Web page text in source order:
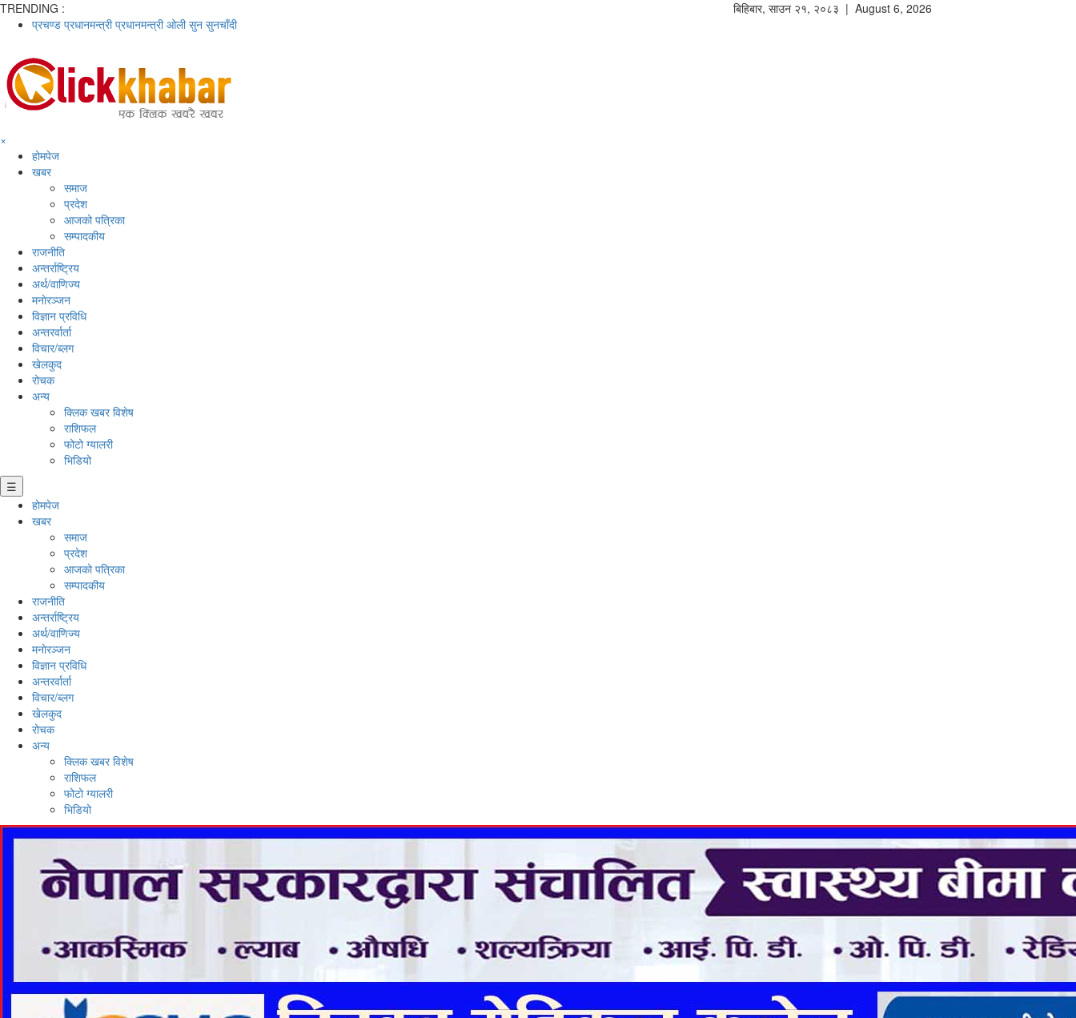
TRENDING :
प्रचण्ड प्रधानमन्त्री प्रधानमन्त्री ओली सुन सुनचाँदी
बिहिबार, साउन २१, २०८३ | August 6, 2026
×
होमपेज
खबर
समाज
प्रदेश
आजको पत्रिका
सम्पादकीय
राजनीति
अन्तर्राष्ट्रिय
अर्थ/वाणिज्य
मनाेरञ्जन
विज्ञान प्रविधि
अन्तरर्वार्ता
विचार/ब्लग
खेलकुद
रोचक
अन्य
क्लिक खबर विशेष
राशिफल
फोटो ग्यालरी
भिडियो
☰
होमपेज
खबर
समाज
प्रदेश
आजको पत्रिका
सम्पादकीय
राजनीति
अन्तर्राष्ट्रिय
अर्थ/वाणिज्य
मनाेरञ्जन
विज्ञान प्रविधि
अन्तरर्वार्ता
विचार/ब्लग
खेलकुद
रोचक
अन्य
क्लिक खबर विशेष
राशिफल
फोटो ग्यालरी
भिडियो